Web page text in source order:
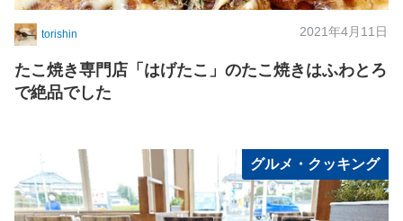
torishin 2021年4月11日
たこ焼き専門店「はげたこ」のたこ焼きはふわとろ
で絶品でした
グルメ・クッキング